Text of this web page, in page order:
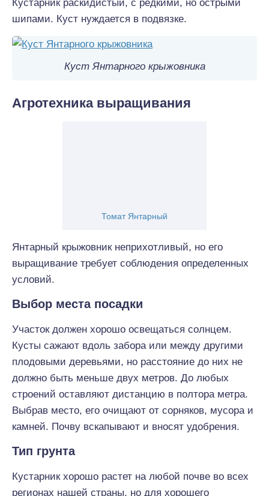
Кустарник раскидистый, с редкими, но острыми
шипами. Куст нуждается в подвязке.
Куст Янтарного крыжовника
Агротехника выращивания
Томат Янтарный
Янтарный крыжовник неприхотливый, но его
выращивание требует соблюдения определенных
условий.
Выбор места посадки
Участок должен хорошо освещаться солнцем.
Кусты сажают вдоль забора или между другими
плодовыми деревьями, но расстояние до них не
должно быть меньше двух метров. До любых
строений оставляют дистанцию в полтора метра.
Выбрав место, его очищают от сорняков, мусора и
камней. Почву вскапывают и вносят удобрения.
Тип грунта
Кустарник хорошо растет на любой почве во всех
регионах нашей страны, но для хорошего